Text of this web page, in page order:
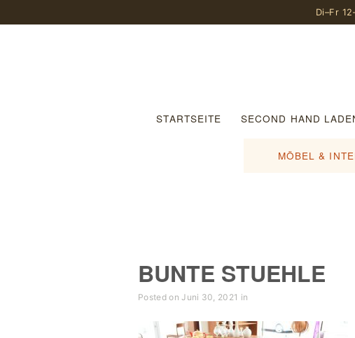
Di–Fr
STARTSEITE SECOND HAND
MÖBEL &
BUNTE STUEHLE
Posted on Juni 30, 2021 in